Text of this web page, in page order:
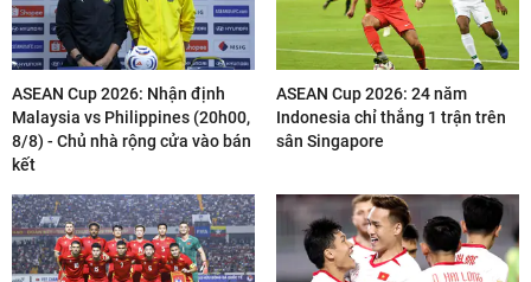
ASEAN Cup 2026: Nhận định
Malaysia vs Philippines (20h00,
8/8) - Chủ nhà rộng cửa vào bán
kết
ASEAN Cup 2026: 24 năm
Indonesia chỉ thắng 1 trận trên
sân Singapore